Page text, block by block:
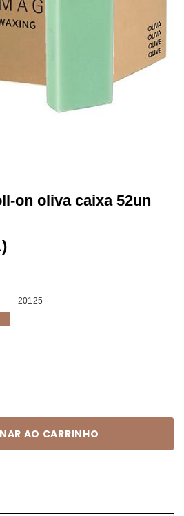
on oliva caixa 52un
20125